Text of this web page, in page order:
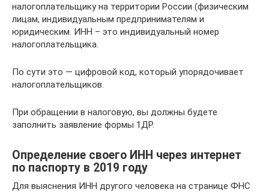
налогоплательщику на территории России (физическим
лицам, индивидуальным предпринимателям и
юридическим. ИНН – это индивидуальный номер
налогоплательщика.
По сути это — цифровой код, который упорядочивает
налогоплательщиков.
При обращении в налоговую, вы должны будете
заполнить заявление формы 1ДР.
Определение своего ИНН через интернет
по паспорту в 2019 году
Для выяснения ИНН другого человека на странице ФНС